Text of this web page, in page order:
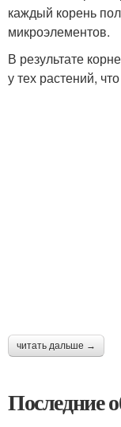
каждый корень
микроэлементов.
В результате
у тех растений,
читать дальше →
Последние